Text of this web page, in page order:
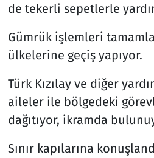
de tekerli sepetlerle
Gümrük işlemleri
ülkelerine geçiş yapıyor.
Türk Kızılay ve diğer
aileler ile bölgedeki
dağıtıyor, ikramda
Sınır kapılarına